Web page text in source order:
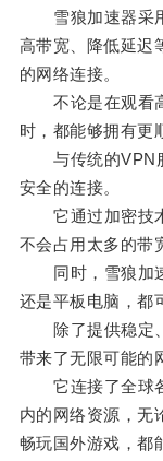
雪狼加速器采用
高带宽、降低延迟
的网络连接。
不论是在观看高
时，都能够拥有更
与传统的VPN服
安全的连接。
它通过加密技术
不会占用太多的带
同时，雪狼加速
还是平板电脑，都
除了提供稳定、
带来了无限可能的
它连接了全球各
内的网络资源，无
畅玩国外游戏，都